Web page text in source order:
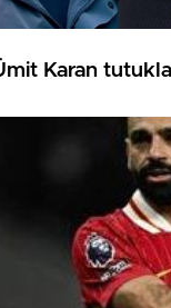
Karan